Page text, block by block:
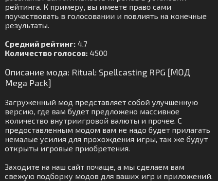
рейтинга. К примеру, вы имеете право сами
поучаствовать в голосовании и повлиять на конечные
результаты.
Средний рейтинг: 4.7
Количество голосов: 4500
Описание мода: Ritual: Spellcasting RPG [МОД
Mega Pack]
Загруженный мод представляет собой улучшенную
версию, где вам будет предложено массивное
количество внутриигровой валюты и прочее. С
предоставленным модом вам не надо будет прилагать
немалые усилия для прохождения игры, так же будут
открыты игровые приобретения.
Заходите на наш сайт почаще, а мы сделаем вам
свежую подборку модов для ваших игр и приложений.